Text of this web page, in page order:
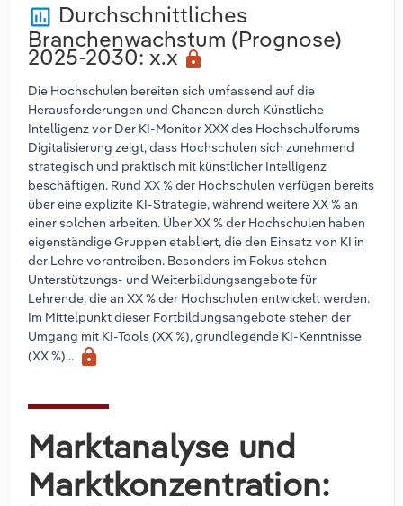
poll Durchschnittliches
Branchenwachstum (Prognose)
2025-2030: x.x lock
Die Hochschulen bereiten sich umfassend auf die
Herausforderungen und Chancen durch Künstliche
Intelligenz vor Der KI-Monitor XXX des Hochschulforums
Digitalisierung zeigt, dass Hochschulen sich zunehmend
strategisch und praktisch mit künstlicher Intelligenz
beschäftigen. Rund XX % der Hochschulen verfügen bereits
über eine explizite KI-Strategie, während weitere XX % an
einer solchen arbeiten. Über XX % der Hochschulen haben
eigenständige Gruppen etabliert, die den Einsatz von KI in
der Lehre vorantreiben. Besonders im Fokus stehen
Unterstützungs- und Weiterbildungsangebote für
Lehrende, die an XX % der Hochschulen entwickelt werden.
Im Mittelpunkt dieser Fortbildungsangebote stehen der
Umgang mit KI-Tools (XX %), grundlegende KI-Kenntnisse
(XX %)... lock
Marktanalyse und
Marktkonzentration: